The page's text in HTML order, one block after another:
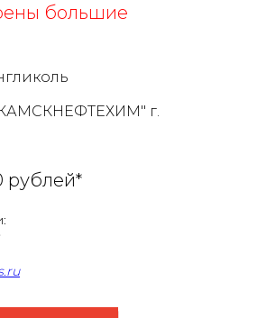
большие
г.
рублей*